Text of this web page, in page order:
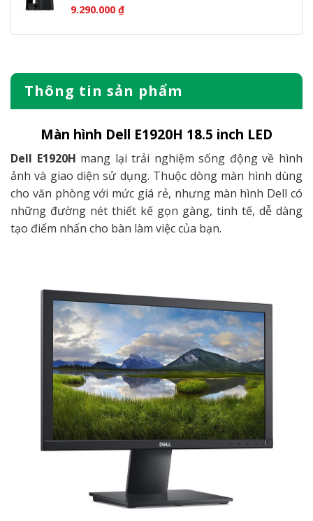
Thông tin sản phẩm
Màn hình Dell E1920H 18.5 inch LED
Dell E1920H mang lại trải nghiệm sống động về hình
ảnh và giao diện sử dụng. Thuộc dòng màn hình dùng
cho văn phòng với mức giá rẻ, nhưng màn hình Dell có
những đường nét thiết kế gọn gàng, tinh tế, dễ dàng
tạo điểm nhấn cho bàn làm việc của bạn.
9.290.000 ₫